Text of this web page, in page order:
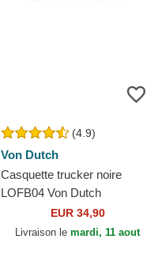
(4.9)
Von Dutch
Casquette trucker noire
LOFB04 Von Dutch
EUR 34,90
Livraison le mardi, 11 aout